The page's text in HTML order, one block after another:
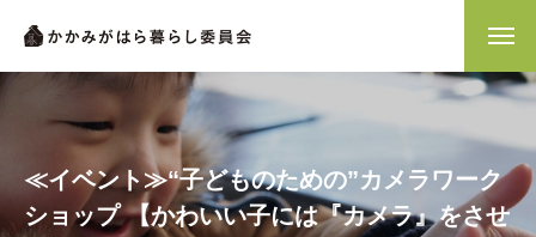
≪イベント≫“子どものための”カメラワーク
ショップ 【かわいい子には『カメラ』をさせ